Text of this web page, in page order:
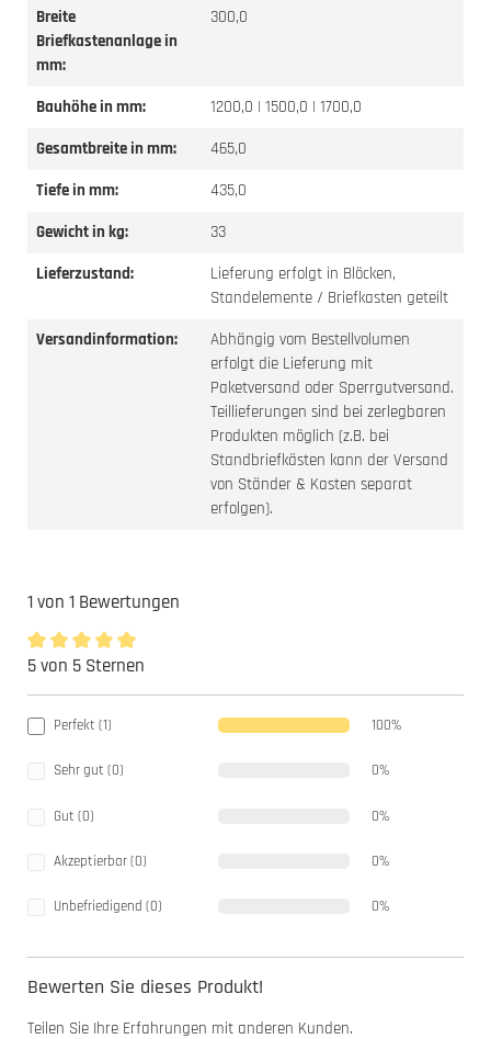
Breite
Briefkastenanlage in
mm:
300,0
Bauhöhe in mm:
1200,0 | 1500,0 | 1700,0
Gesamtbreite in mm:
465,0
Tiefe in mm:
435,0
Gewicht in kg:
33
Lieferzustand:
Lieferung erfolgt in Blöcken,
Standelemente / Briefkasten geteilt
Versandinformation:
Abhängig vom Bestellvolumen
erfolgt die Lieferung mit
Paketversand oder Sperrgutversand.
Teillieferungen sind bei zerlegbaren
Produkten möglich (z.B. bei
Standbriefkästen kann der Versand
von Ständer & Kasten separat
erfolgen).
1 von 1 Bewertungen
Durchschnittliche Bewertung von 5 von 5 Sternen
5 von 5 Sternen
Perfekt (1) 100%
Sehr gut (0) 0%
Gut (0) 0%
Akzeptierbar (0) 0%
Unbefriedigend (0) 0%
Bewerten Sie dieses Produkt!
Teilen Sie Ihre Erfahrungen mit anderen Kunden.